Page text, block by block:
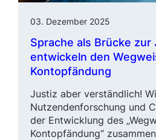
03. Dezember 2025
Sprache als Brücke zur
entwickeln den
Kontopfändung
Justiz aber verständlich!
Nutzendenforschung und
der Entwicklung des
Kontopfändung“